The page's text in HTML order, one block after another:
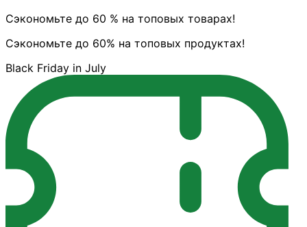
Сэкономьте до 60 % на топовых товарах!
Сэкономьте до 60% на топовых продуктах!
Black Friday in July